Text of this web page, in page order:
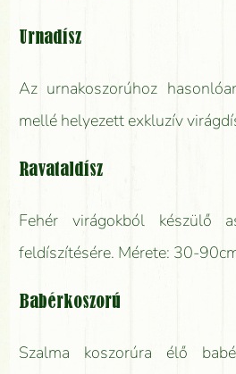
Urnadísz
Az urnakoszorúhoz
mellé helyezett exkluzív
Ravataldísz
Fehér virágokból készülő
feldíszítésére. Mérete: 30-
Babérkoszorú
Szalma koszorúra élő